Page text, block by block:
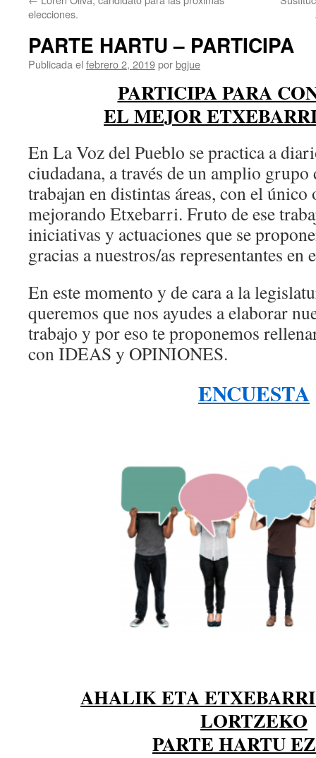
elecciones.
PARTE HARTU – PARTICIPA
Publicada el febrero 2, 2019porbgjue
PARTICIPA PARA
EL MEJOR
En La Voz del Pueblo se practica a
ciudadana, a través de un amplio grupo
trabajan en distintas áreas, con el
mejorando Etxebarri. Fruto de ese
iniciativas y actuaciones que se
gracias a nuestros/as representantes
En este momento y de cara a la
queremos que nos ayudes a elaborar
trabajo y por eso te proponemos
con IDEAS y OPINIONES.
ENCUESTA
AHALIK ETA
LORTZEKO
PARTE HARTU